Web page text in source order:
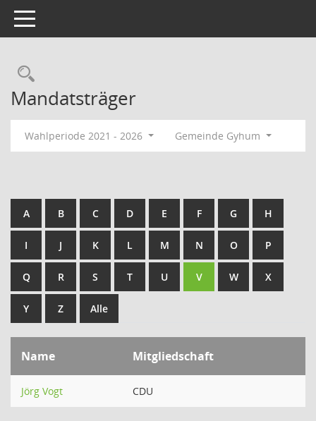
Toggle navigation
Rechercheauswahl
Mandatsträger
Wahlperiode 2021 - 2026 Gemeinde Gyhum
A B C D E F G H
I J K L M N O P
Q R S T U V W X
Y Z Alle
Name Mitgliedschaft
Jörg Vogt CDU